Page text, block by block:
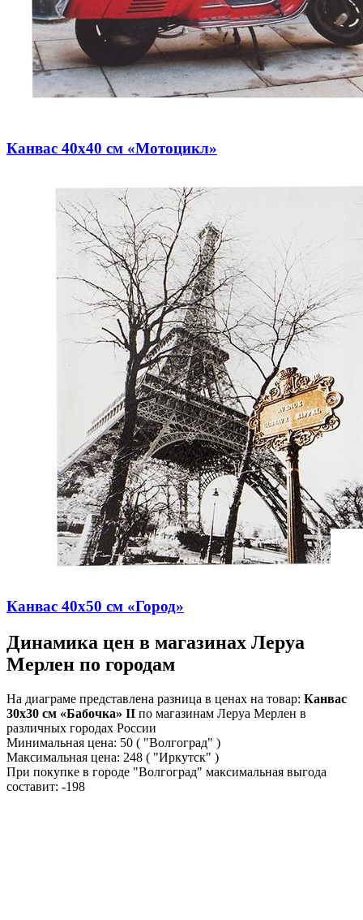
Канвас 40х40 см «Мотоцикл»
Канвас 40х50 см «Город»
Динамика цен в магазинах Леруа
Мерлен по городам
На диаграме представлена разница в ценах на товар: Канвас
30х30 см «Бабочка» II по магазинам Леруа Мерлен в
различных городах России
Минимальная цена: 50 ( "Волгоград" )
Максимальная цена: 248 ( "Иркутск" )
При покупке в городе "Волгоград" максимальная выгода
составит: -198